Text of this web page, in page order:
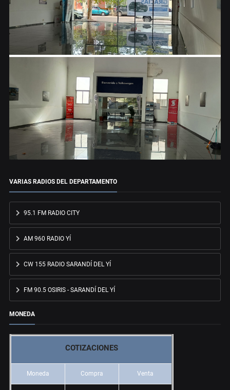
VARIAS RADIOS DEL DEPARTAMENTO
95.1 FM RADIO CITY
AM 960 RADIO YÍ
CW 155 RADIO SARANDÍ DEL YÍ
FM 90.5 OSIRIS - SARANDÍ DEL YÍ
MONEDA
COTIZACIONES
Moneda Compra Venta